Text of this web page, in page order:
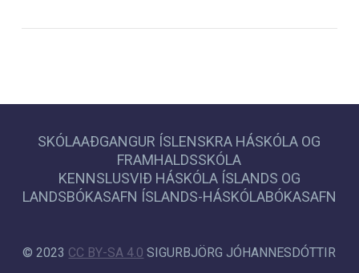
SKÓLAAÐGANGUR ÍSLENSKRA HÁSKÓLA OG
FRAMHALDSSKÓLA
KENNSLUSVIÐ HÁSKÓLA ÍSLANDS OG
LANDSBÓKASAFN ÍSLANDS-HÁSKÓLABÓKASAFN
© 2023 CC BY-SA 4.0 SIGURBJÖRG JÓHANNESDÓTTIR